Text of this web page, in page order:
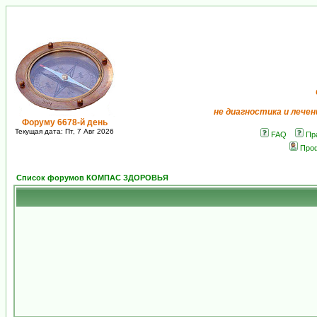
Форуму 6678-й день
Текущая дата: Пт, 7 Авг 2026
не диагностика и
FAQ
Список форумов КОМПАС ЗДОРОВЬЯ